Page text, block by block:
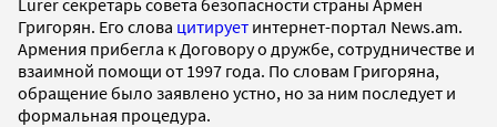
Григорян. Его слова цитирует интернет-портал News.am.
Армения прибегла к Договору о дружбе, сотрудничестве и
взаимной помощи от 1997 года. По словам Григоряна,
обращение было заявлено устно, но за ним последует и
формальная процедура.